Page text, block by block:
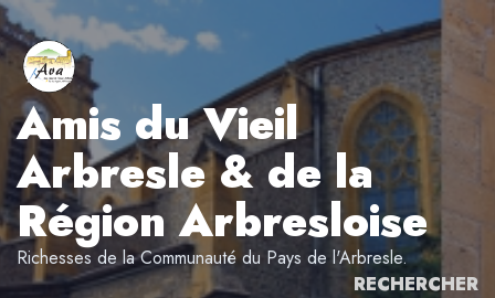
Aller
au
contenu
Amis du Vieil
Arbresle & de la
Région Arbresloise
Richesses de la Communauté du Pays de l'Arbresle.
RECHERCHER